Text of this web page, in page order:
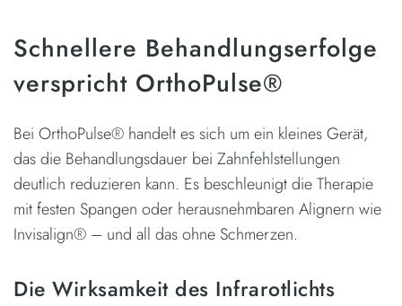
Schnellere Behandlungserfolge
verspricht OrthoPulse®
Bei OrthoPulse® handelt es sich um ein kleines Gerät,
das die Behandlungsdauer bei Zahnfehlstellungen
deutlich reduzieren kann. Es beschleunigt die Therapie
mit festen Spangen oder herausnehmbaren Alignern wie
Invisalign® – und all das ohne Schmerzen.
Die Wirksamkeit des Infrarotlichts